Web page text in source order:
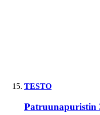
TESTO
Patruunapuristin